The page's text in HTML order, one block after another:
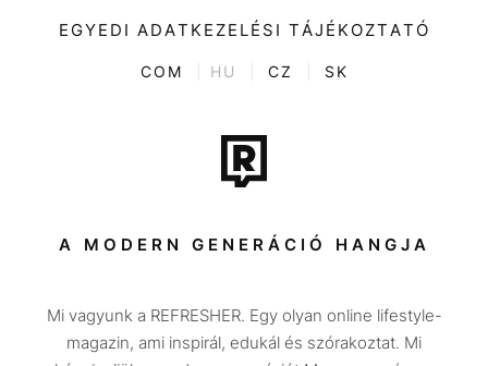
Kultúra
ENTR
Tech-Tudomány
Sport
Társadalom
Utazás
EGYEDI ADATKEZELÉSI TÁJÉKOZTATÓ
COM HU CZ SK
A MODERN GENERÁCIÓ HANGJA
Mi vagyunk a REFRESHER. Egy olyan online lifestyle-
magazin, ami inspirál, edukál és szórakoztat. Mi